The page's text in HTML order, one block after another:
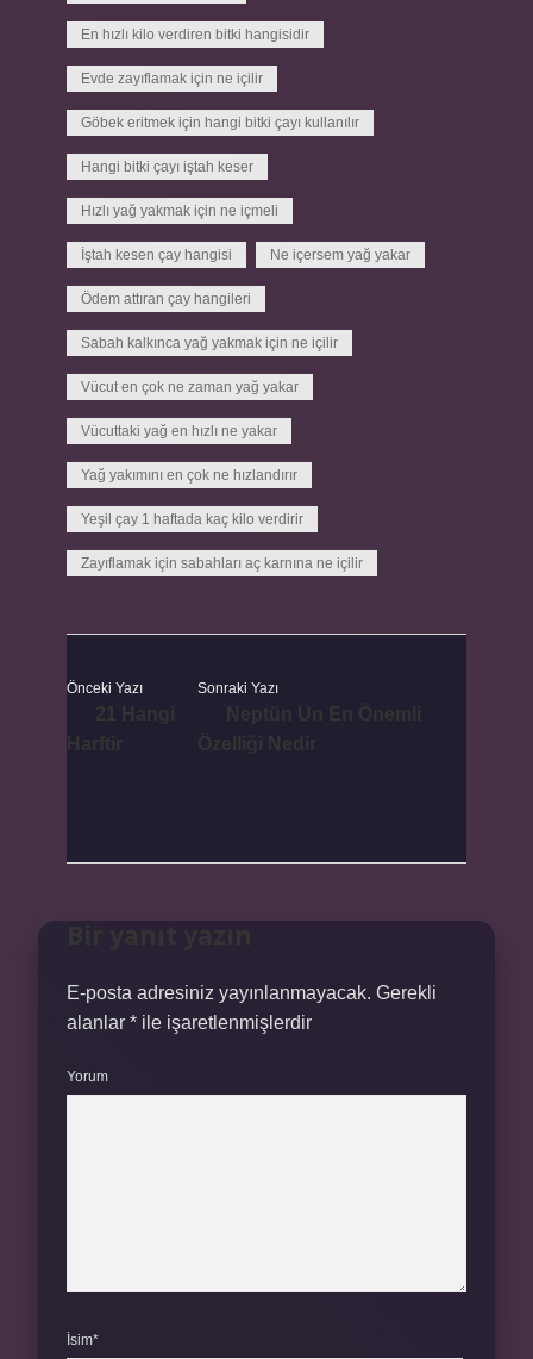
En hızlı kilo verdiren bitki hangisidir
Evde zayıflamak için ne içilir
Göbek eritmek için hangi bitki çayı kullanılır
Hangi bitki çayı iştah keser
Hızlı yağ yakmak için ne içmeli
İştah kesen çay hangisi Ne içersem yağ yakar
Ödem attıran çay hangileri
Sabah kalkınca yağ yakmak için ne içilir
Vücut en çok ne zaman yağ yakar
Vücuttaki yağ en hızlı ne yakar
Yağ yakımını en çok ne hızlandırır
Yeşil çay 1 haftada kaç kilo verdirir
Zayıflamak için sabahları aç karnına ne içilir
Önceki Yazı Sonraki Yazı
E-posta adresiniz yayınlanmayacak. Gerekli
alanlar * ile işaretlenmişlerdir
Yorum
İsim*